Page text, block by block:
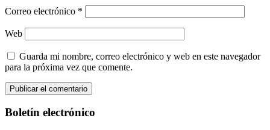
Correo electrónico *
Web
Guarda mi nombre, correo electrónico y web en este navegador
para la próxima vez que comente.
Boletín electrónico